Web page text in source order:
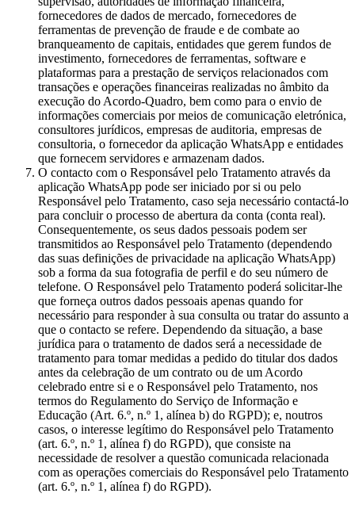
fornecedores de dados de mercado, fornecedores de
ferramentas de prevenção de fraude e de combate ao
branqueamento de capitais, entidades que gerem fundos de
investimento, fornecedores de ferramentas, software e
plataformas para a prestação de serviços relacionados com
transações e operações financeiras realizadas no âmbito da
execução do Acordo-Quadro, bem como para o envio de
informações comerciais por meios de comunicação eletrónica,
consultores jurídicos, empresas de auditoria, empresas de
consultoria, o fornecedor da aplicação WhatsApp e entidades
que fornecem servidores e armazenam dados.
O contacto com o Responsável pelo Tratamento através da
aplicação WhatsApp pode ser iniciado por si ou pelo
Responsável pelo Tratamento, caso seja necessário contactá-lo
para concluir o processo de abertura da conta (conta real).
Consequentemente, os seus dados pessoais podem ser
transmitidos ao Responsável pelo Tratamento (dependendo
das suas definições de privacidade na aplicação WhatsApp)
sob a forma da sua fotografia de perfil e do seu número de
telefone. O Responsável pelo Tratamento poderá solicitar-lhe
que forneça outros dados pessoais apenas quando for
necessário para responder à sua consulta ou tratar do assunto a
que o contacto se refere. Dependendo da situação, a base
jurídica para o tratamento de dados será a necessidade de
tratamento para tomar medidas a pedido do titular dos dados
antes da celebração de um contrato ou de um Acordo
celebrado entre si e o Responsável pelo Tratamento, nos
termos do Regulamento do Serviço de Informação e
Educação (Art. 6.º, n.º 1, alínea b) do RGPD); e, noutros
casos, o interesse legítimo do Responsável pelo Tratamento
(art. 6.º, n.º 1, alínea f) do RGPD), que consiste na
necessidade de resolver a questão comunicada relacionada
com as operações comerciais do Responsável pelo Tratamento
(art. 6.º, n.º 1, alínea f) do RGPD).